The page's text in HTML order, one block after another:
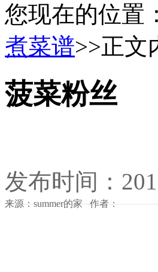
您现在的位置：
煮菜谱>>正文
菠菜粉丝
发布时间：
来源：summer的家 作者：